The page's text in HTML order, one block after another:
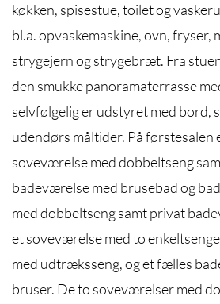
køkken, spisestue, toilet og
bl.a. opvaskemaskine, ovn,
strygejern og strygebræt. Fra
den smukke panoramaterrasse
selvfølgelig er udstyret med bord,
udendørs måltider. På førstesalen
soveværelse med dobbeltseng
badeværelse med brusebad og
med dobbeltseng samt privat
et soveværelse med to
med udtræksseng, og et fælles
bruser. De to soveværelser med